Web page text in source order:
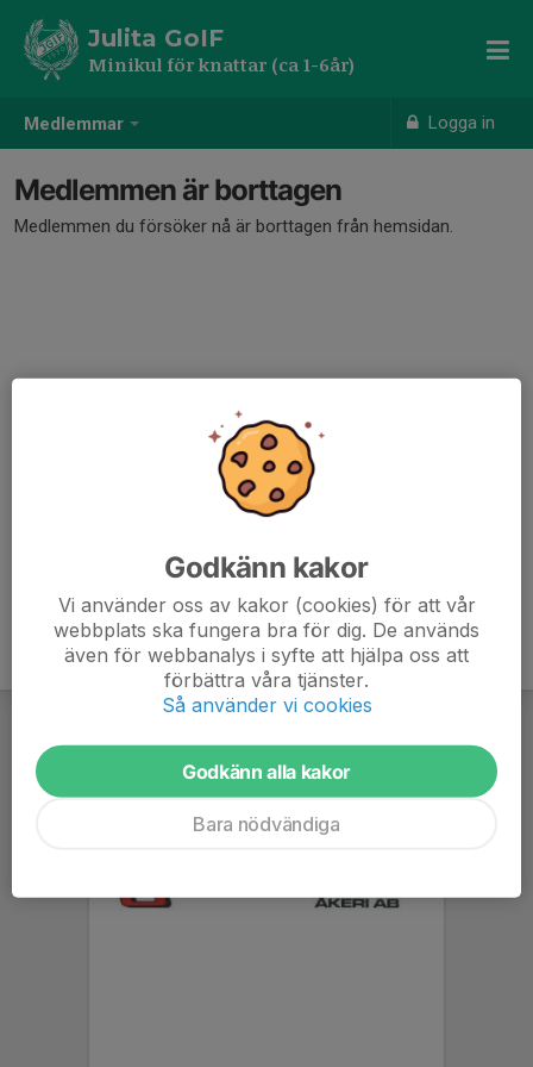
Medlemmar Logga in
Julita GoIF
Minikul för knattar (ca 1-6år)
Medlemmen är borttagen
Medlemmen du försöker nå är borttagen från hemsidan.
Godkänn kakor
Vi använder oss av kakor (cookies) för att vår
webbplats ska fungera bra för dig. De används
även för webbanalys i syfte att hjälpa oss att
förbättra våra tjänster.
Så använder vi cookies
Godkänn alla kakor
Bara nödvändiga